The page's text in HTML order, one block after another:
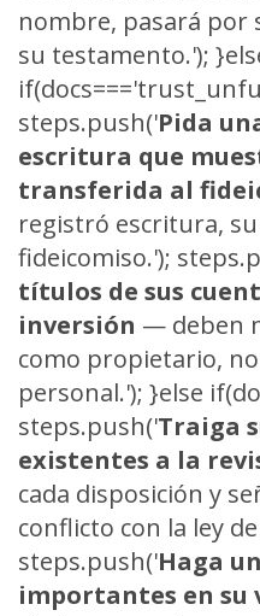
nombre, pasará por
su testamento.');
steps.push('Pida
escritura que
transferida al
registró escritura,
fideicomiso.');
títulos de sus
inversión — deben
como propietario,
personal.'); }else
steps.push('Traiga
existentes a la
cada disposición y
conflicto con la ley
steps.push('Haga
importantes en su